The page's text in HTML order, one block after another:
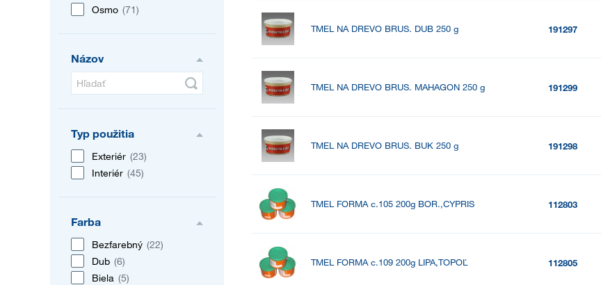
Osmo (71)
Názov
Typ použitia
Exteriér (23)
Interiér (45)
Farba
Bezfarebný (22)
Dub (6)
Biela (5)
TMEL NA DREVO BRUS. DUB 250 g 191297
TMEL NA DREVO BRUS. MAHAGON 250 g 191299
TMEL NA DREVO BRUS. BUK 250 g 191298
TMEL FORMA c.105 200g BOR.,CYPRIS 112803
TMEL FORMA c.109 200g LIPA,TOPOĽ 112805